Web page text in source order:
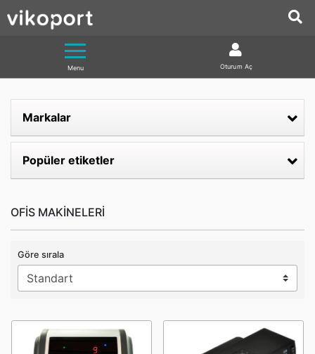
Menu Oturum Aç
Markalar
Popüler etiketler
OFİS MAKİNELERİ
Göre sırala